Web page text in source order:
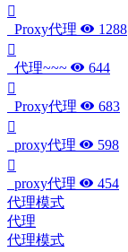
Proxy代理 1288
代理~~~ 644
Proxy代理 683
proxy代理 598
proxy代理
454
代理模式
代理
代理模式